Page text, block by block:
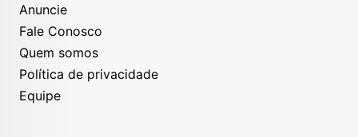
Anuncie
Fale Conosco
Quem somos
Política de privacidade
Equipe